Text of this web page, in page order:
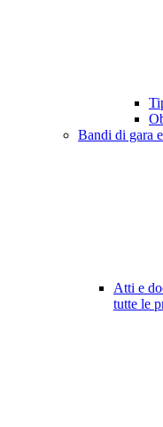
Bandi di gara
Atti e
tutte le